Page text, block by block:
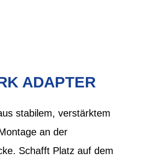
ADAPTER
stabilem, verstärktem
an der
Schafft Platz auf dem